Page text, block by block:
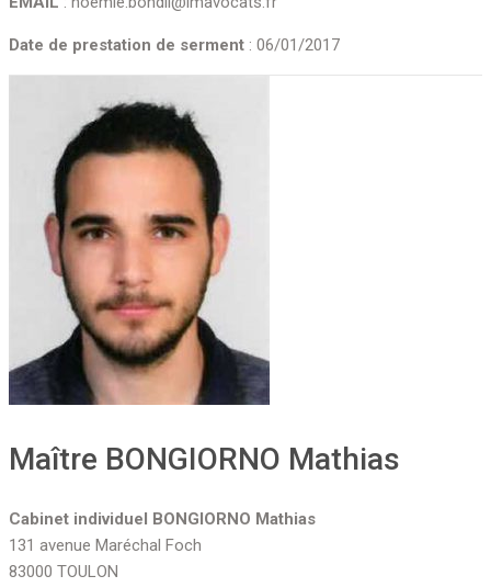
Date de prestation de serment : 06/01/2017
Maître BONGIORNO Mathias
Cabinet individuel BONGIORNO Mathias
131 avenue Maréchal Foch
83000 TOULON